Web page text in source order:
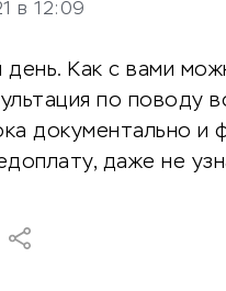
в 12:09
Как с вами
по поводу
документально и
даже не